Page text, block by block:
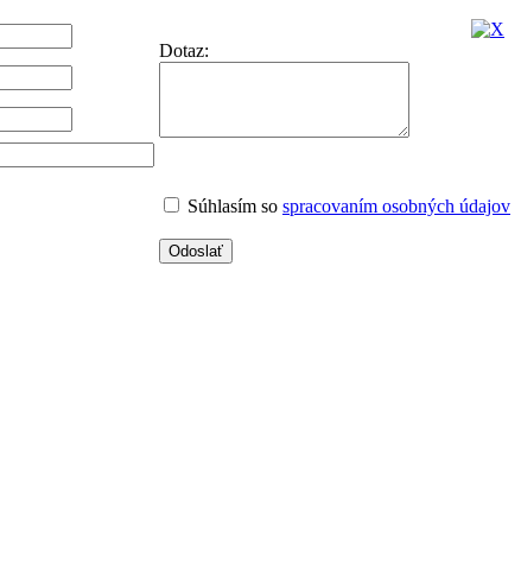
Dotaz:
Súhlasím so spracovaním osobných údajov